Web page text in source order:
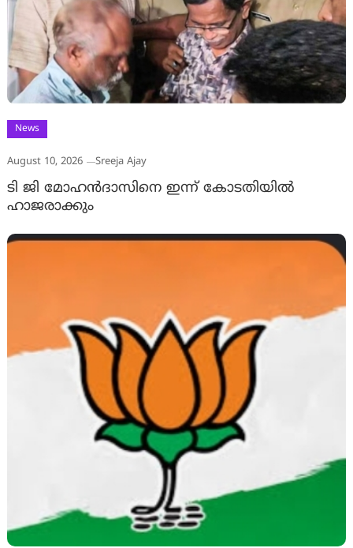
News
August 10, 2026 Sreeja Ajay
ടി ജി മോഹൻദാസിനെ ഇന്ന് കോടതിയിൽ
ഹാജരാക്കും